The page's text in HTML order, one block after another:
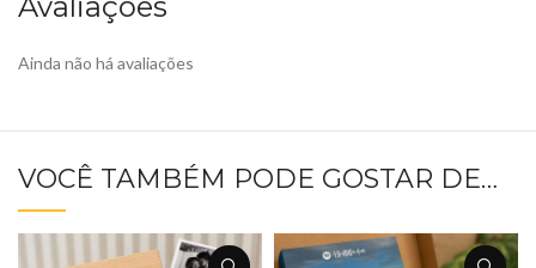
Ainda não há avaliações
VOCÊ TAMBÉM PODE GOSTAR DE…